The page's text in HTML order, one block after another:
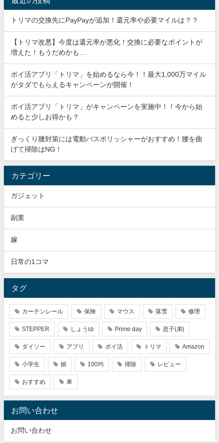
トリマの交換先にPayPayが追加！還元率や必要マイルは？？
【トリマ改悪】今度は還元率が悪化！交換に必要なポイントが
増えた！もうだめかも…
ポイ活アプリ「トリマ」を始めるなら今！！最大1,000万マイル
がタダでもらえるキャンペーンが開催！
ポイ活アプリ「トリマ」がキャンペーンを実施中！！今から始
めると少しお得かも？
ぎっくり腰対策には電動バスポリッシャーがおすすめ！腰を曲
げて掃除はNG！
カテゴリー
ガジェット
副業
嫁
日常の1コマ
タグ
カーテンレール 保険 マウス 落雪 修理
STEPPER しょうゆ Prime day 息子(弟)
ダイソー アプリ ポイ活 トリマ Amazon
小学生 娘 100均 掃除 レビュー
おすすめ 車
お問い合わせ
お問い合わせ